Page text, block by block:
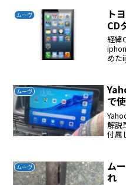
ッ
げ馬
ムーヴ
ト
CD
経緯
めた
トル
ムーヴ
で
解説
付属
ムーヴ
ムーヴ
れ